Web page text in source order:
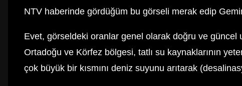
NTV haberinde gördüğüm bu görseli merak edip
Evet, görseldeki oranlar genel olarak doğru ve güncel
Ortadoğu ve Körfez bölgesi, tatlı su kaynaklarının
çok büyük bir kısmını deniz suyunu arıtarak